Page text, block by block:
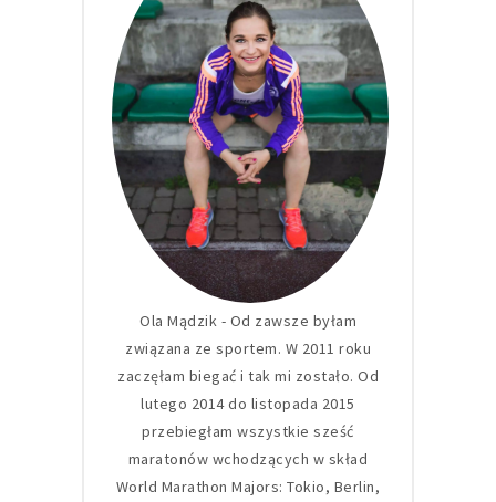
Ola Mądzik - Od zawsze byłam
związana ze sportem. W 2011 roku
zaczęłam biegać i tak mi zostało. Od
lutego 2014 do listopada 2015
przebiegłam wszystkie sześć
maratonów wchodzących w skład
World Marathon Majors: Tokio, Berlin,